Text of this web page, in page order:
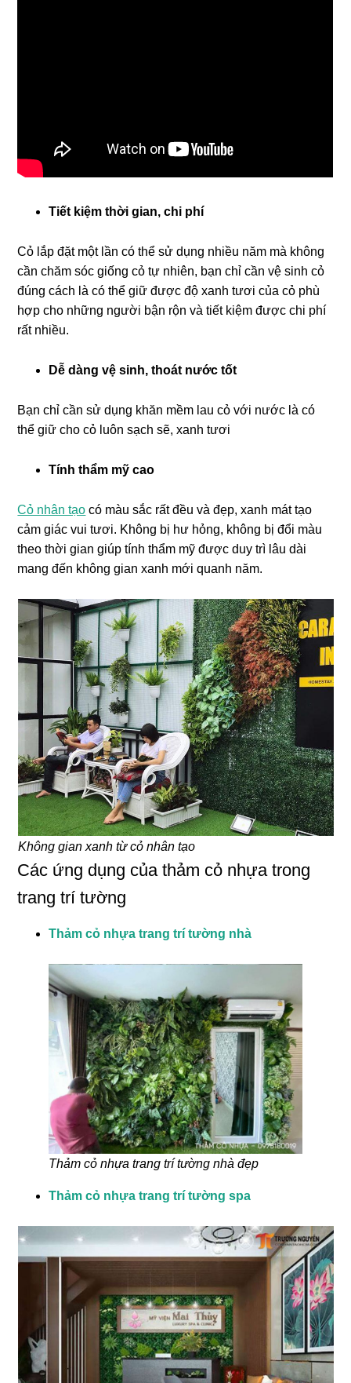
Tiết kiệm thời gian, chi phí
Cỏ lắp đặt một lần có thể sử dụng nhiều năm mà không
cần chăm sóc giống cỏ tự nhiên, bạn chỉ cần vệ sinh cỏ
đúng cách là có thể giữ được độ xanh tươi của cỏ phù
hợp cho những người bận rộn và tiết kiệm được chi phí
rất nhiều.
Dễ dàng vệ sinh, thoát nước tốt
Bạn chỉ cần sử dụng khăn mềm lau cỏ với nước là có
thể giữ cho cỏ luôn sạch sẽ, xanh tươi
Tính thẩm mỹ cao
Cỏ nhân tạo có màu sắc rất đều và đẹp, xanh mát tạo
cảm giác vui tươi. Không bị hư hỏng, không bị đổi màu
theo thời gian giúp tính thẩm mỹ được duy trì lâu dài
mang đến không gian xanh mới quanh năm.
Không gian xanh từ cỏ nhân tạo
Các ứng dụng của thảm cỏ nhựa trong
trang trí tường
Thảm cỏ nhựa trang trí tường nhà
Thảm cỏ nhựa trang trí tường nhà đẹp
Thảm cỏ nhựa trang trí tường spa